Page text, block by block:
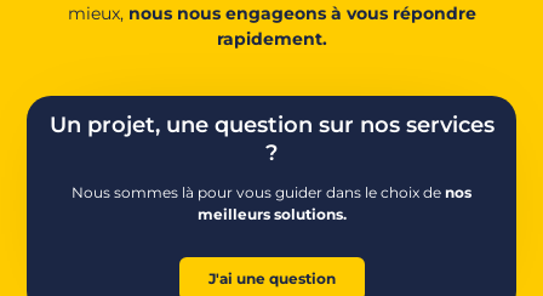
mieux, nous nous engageons à vous répondre
rapidement.
Un projet, une question sur nos services
?
Nous sommes là pour vous guider dans le choix de nos
meilleurs solutions.
J'ai une question